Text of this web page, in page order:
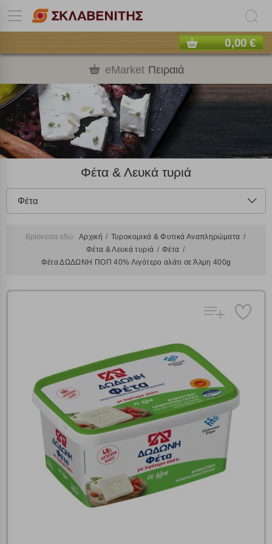
0,00 €
eMarket Πειραιά
Φέτα & Λευκά τυριά
Φέτα
Βρίσκεστε εδώ: Αρχική
Τυροκομικά & Φυτικά Αναπληρώματα
Φέτα & Λευκά τυριά
Φέτα
Φέτα ΔΩΔΩΝΗ ΠΟΠ 40% Λιγότερο αλάτι σε Άλμη 400g